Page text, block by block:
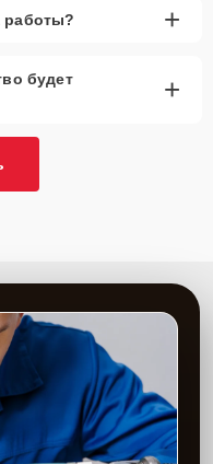
работы? +
будет
+